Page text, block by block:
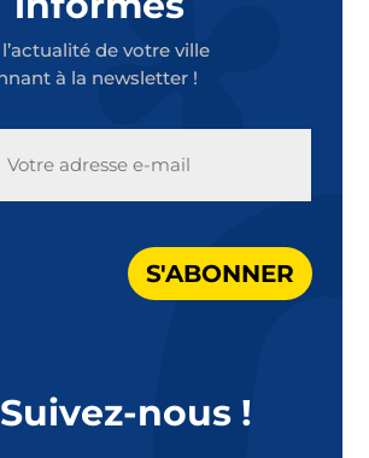
de votre ville
à la newsletter !
S'ABONNER
Suivez-nous !